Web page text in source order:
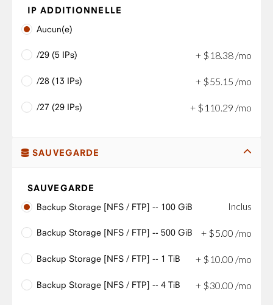
IP ADDITIONNELLE
Aucun(e)
/29 (5 IPs) + $ 18.38 /mo
/28 (13 IPs) + $55.15 /mo
/27 (29 IPs) + $ 110.29 /mo
SAUVEGARDE
SAUVEGARDE
Backup Storage [NFS / FTP] -- 100 GiB
Inclus
Backup Storage [NFS / FTP] -- 500 GiB + $5.00 /mo
Backup Storage [NFS / FTP] -- 1 TiB + $ 10.00 /mo
Backup Storage [NFS / FTP] -- 4 TiB + $30.00 /mo